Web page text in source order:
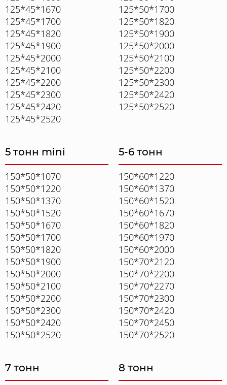
125*45*1670
125*45*1700
125*45*1820
125*45*1900
125*45*2000
125*45*2100
125*45*2200
125*45*2300
125*45*2420
125*45*2520
125*50*1700
125*50*1820
125*50*1900
125*50*2000
125*50*2100
125*50*2200
125*50*2300
125*50*2420
125*50*2520
5 тонн mini
150*50*1070
150*50*1220
150*50*1370
150*50*1520
150*50*1670
150*50*1700
150*50*1820
150*50*1900
150*50*2000
150*50*2100
150*50*2200
150*50*2300
150*50*2420
150*50*2520
5-6 тонн
150*60*1220
150*60*1370
150*60*1520
150*60*1670
150*60*1820
150*60*1970
150*60*2000
150*70*2120
150*70*2200
150*70*2270
150*70*2300
150*70*2420
150*70*2450
150*70*2520
7 тонн
8 тонн